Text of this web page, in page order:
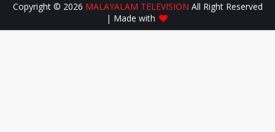
Copyright © 2026 MALAYALAM TELEVISION All Right Reserved
| Made with